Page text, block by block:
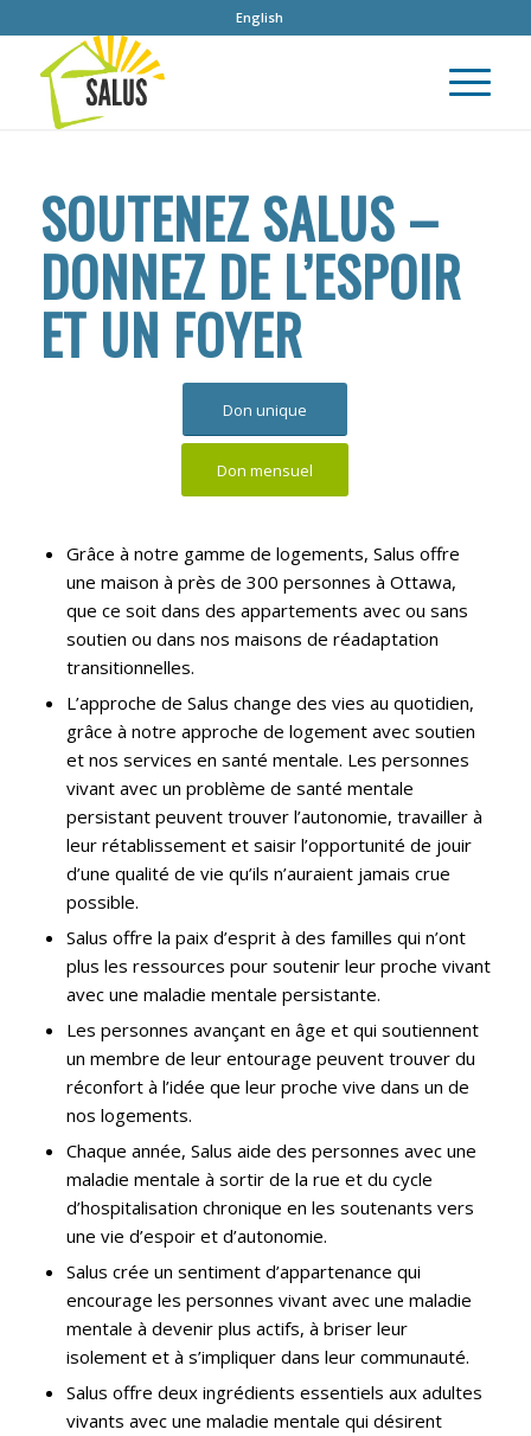
English
SOUTENEZ SALUS –
DONNEZ DE L’ESPOIR
ET UN FOYER
Don unique
Don mensuel
Grâce à notre gamme de logements, Salus offre
une maison à près de 300 personnes à Ottawa,
que ce soit dans des appartements avec ou sans
soutien ou dans nos maisons de réadaptation
transitionnelles.
L’approche de Salus change des vies au quotidien,
grâce à notre approche de logement avec soutien
et nos services en santé mentale. Les personnes
vivant avec un problème de santé mentale
persistant peuvent trouver l’autonomie, travailler à
leur rétablissement et saisir l’opportunité de jouir
d’une qualité de vie qu’ils n’auraient jamais crue
possible.
Salus offre la paix d’esprit à des familles qui n’ont
plus les ressources pour soutenir leur proche vivant
avec une maladie mentale persistante.
Les personnes avançant en âge et qui soutiennent
un membre de leur entourage peuvent trouver du
réconfort à l’idée que leur proche vive dans un de
nos logements.
Chaque année, Salus aide des personnes avec une
maladie mentale à sortir de la rue et du cycle
d’hospitalisation chronique en les soutenants vers
une vie d’espoir et d’autonomie.
Salus crée un sentiment d’appartenance qui
encourage les personnes vivant avec une maladie
mentale à devenir plus actifs, à briser leur
isolement et à s’impliquer dans leur communauté.
Salus offre deux ingrédients essentiels aux adultes
vivants avec une maladie mentale qui désirent